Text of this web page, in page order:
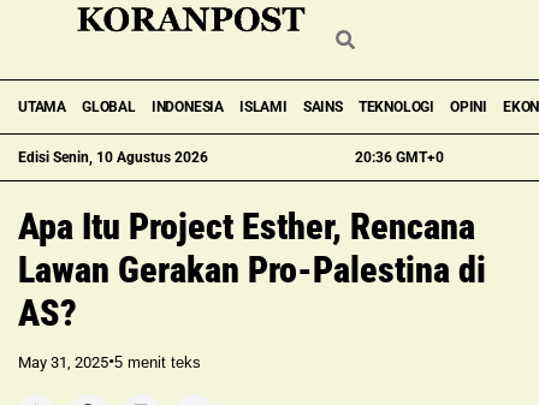
Edisi Senin, 10 Agustus 2026 20:36 GMT+0
UTAMA GLOBAL INDONESIA ISLAMI SAINS TEKNOLOGI OPINI
Apa Itu Project Esther, Rencana
Lawan Gerakan Pro-Palestina di
AS?
May 31, 2025•5 menit teks